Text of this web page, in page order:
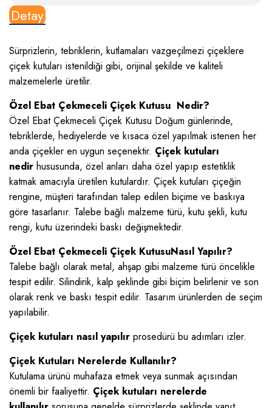
Detay
Sürprizlerin, tebriklerin, kutlamaları vazgeçilmezi çiçeklere
çiçek kutuları istenildiği gibi, orijinal şekilde ve kaliteli
malzemelerle üretilir.
Özel Ebat Çekmeceli Çiçek Kutusu Nedir?
Özel Ebat Çekmeceli Çiçek Kutusu Doğum günlerinde,
tebriklerde, hediyelerde ve kısaca özel yapılmak istenen her
anda çiçekler en uygun seçenektir. Çiçek kutuları
nedir hususunda, özel anları daha özel yapıp estetiklik
katmak amacıyla üretilen kutulardır. Çiçek kutuları çiçeğin
rengine, müşteri tarafından talep edilen biçime ve baskıya
göre tasarlanır. Talebe bağlı malzeme türü, kutu şekli, kutu
rengi, kutu üzerindeki baskı değişmektedir.
Özel Ebat Çekmeceli Çiçek KutusuNasıl Yapılır?
Talebe bağlı olarak metal, ahşap gibi malzeme türü öncelikle
tespit edilir. Silindirik, kalp şeklinde gibi biçim belirlenir ve son
olarak renk ve baskı tespit edilir. Tasarım ürünlerden de seçim
yapılabilir.
Çiçek kutuları nasıl yapılır prosedürü bu adımları izler.
Çiçek Kutuları Nerelerde Kullanılır?
Kutulama ürünü muhafaza etmek veya sunmak açısından
önemli bir faaliyettir. Çiçek kutuları nerelerde